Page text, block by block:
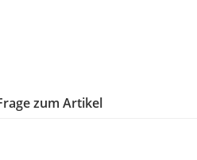
zum Artikel